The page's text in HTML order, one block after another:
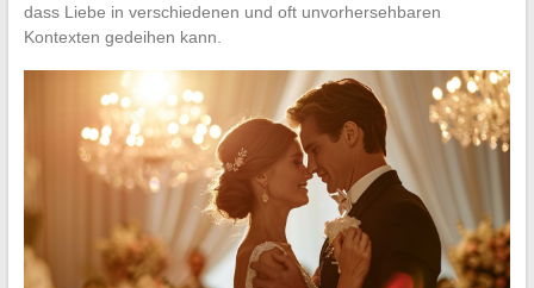
dass Liebe in verschiedenen und oft unvorhersehbaren
Kontexten gedeihen kann.